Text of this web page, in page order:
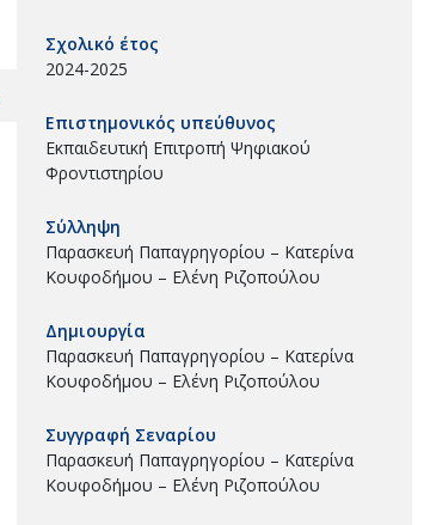
Σχολικό έτος
2024-2025
Επιστημονικός υπεύθυνος
Εκπαιδευτική Επιτροπή Ψηφιακού
Φροντιστηρίου
Σύλληψη
Παρασκευή Παπαγρηγορίου – Κατερίνα
Κουφοδήμου – Ελένη Ριζοπούλου
Δημιουργία
Παρασκευή Παπαγρηγορίου – Κατερίνα
Κουφοδήμου – Ελένη Ριζοπούλου
Συγγραφή Σεναρίου
Παρασκευή Παπαγρηγορίου – Κατερίνα
Κουφοδήμου – Ελένη Ριζοπούλου